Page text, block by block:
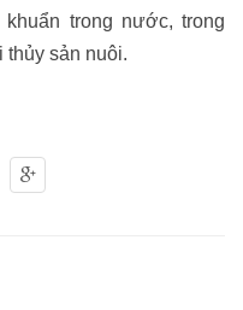
trong nước, trong
thủy sản nuôi.